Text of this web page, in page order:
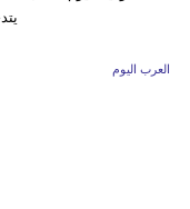
العرب اليوم